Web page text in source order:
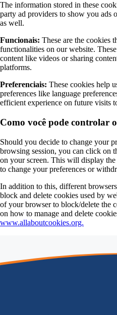
The information stored in these
party ad providers to show you ads
as well.
Funcionais: These are the cookies
functionalities on our website.
content like videos or sharing
platforms.
Preferenciais: These cookies help
preferences like language
efficient experience on future visits
Como você pode controlar
Should you decide to change your
browsing session, you can click on
on your screen. This will display
to change your preferences or
In addition to this, different
block and delete cookies used by
of your browser to block/delete the
on how to manage and delete
www.allaboutcookies.org.